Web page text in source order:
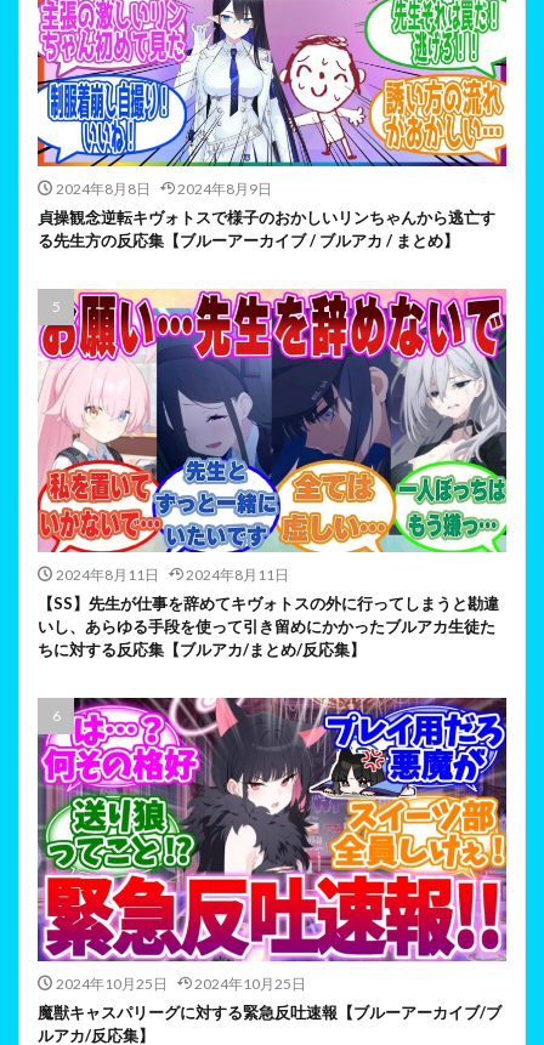
2024年8月8日 2024年8月9日
貞操観念逆転キヴォトスで様子のおかしいリンちゃんから逃亡す
る先生方の反応集【ブルーアーカイブ / ブルアカ / まとめ】
2024年8月11日 2024年8月11日
【SS】先生が仕事を辞めてキヴォトスの外に行ってしまうと勘違
いし、あらゆる手段を使って引き留めにかかったブルアカ生徒た
ちに対する反応集【ブルアカ/まとめ/反応集】
2024年10月25日 2024年10月25日
魔獣キャスパリーグに対する緊急反吐速報【ブルーアーカイブ/ブ
ルアカ/反応集】